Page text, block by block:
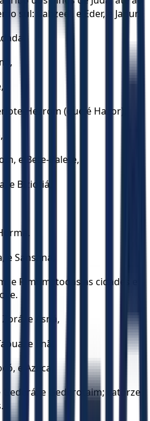
sul: Cabzeel, e Eder, e Jagur.
Hezrom (que é Hazor),
e Bete-Palete,
e Biziotiá,
Sansana,
e Rimom; todas as cidades e
e Asná,
e Enã.
e Azeca,
Gederá, e Gederotaim; catorze